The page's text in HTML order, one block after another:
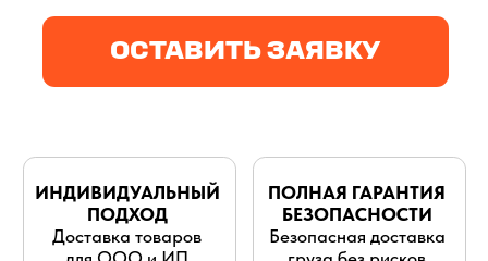
Срок доставки от 3х дней
Стоимость от 0.7 $/кг
Безопасная доставка
груза без рисков
Доставка товаров
для ООО и ИП